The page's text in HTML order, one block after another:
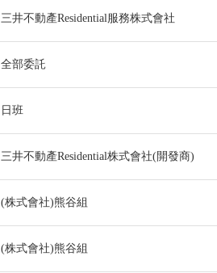
三井不動產Residential服務株式會社
全部委託
日班
三井不動產Residential株式會社(開發商)
(株式會社)熊谷組
(株式會社)熊谷組